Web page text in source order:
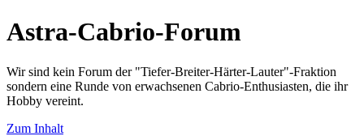
Astra-Cabrio-Forum
Wir sind kein Forum der "Tiefer-Breiter-Härter-Lauter"-Fraktion
sondern eine Runde von erwachsenen Cabrio-Enthusiasten, die ihr
Hobby vereint.
Zum Inhalt